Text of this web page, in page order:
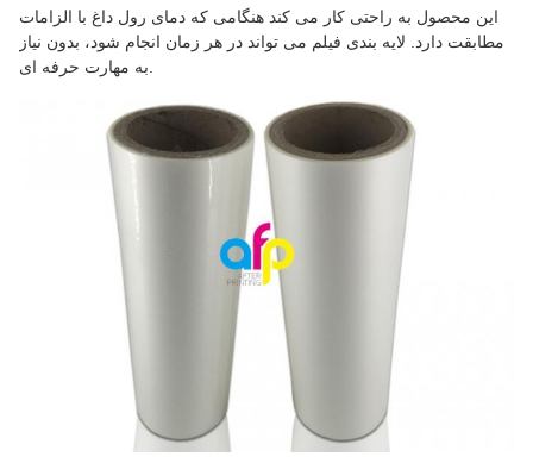
این محصول به راحتی کار می کند هنگامی که دمای رول داغ با الزامات
مطابقت دارد. لایه بندی فیلم می تواند در هر زمان انجام شود، بدون نیاز